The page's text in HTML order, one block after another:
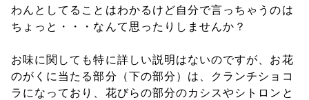
わんとしてることはわかるけど自分で言っちゃうのは
ちょっと・・・なんて思ったりしませんか？
お味に関しても特に詳しい説明はないのですが、お花
のがくに当たる部分（下の部分）は、クランチショコ
ラになっており、花びらの部分のカシスやシトロンと